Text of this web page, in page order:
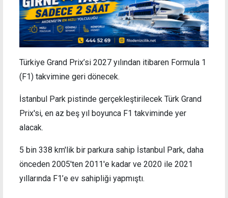
Türkiye Grand Prix’si 2027 yılından itibaren Formula 1
(F1) takvimine geri dönecek.
İstanbul Park pistinde gerçekleştirilecek Türk Grand
Prix'si, en az beş yıl boyunca F1 takviminde yer
alacak.
5 bin 338 km'lik bir parkura sahip İstanbul Park, daha
önceden 2005'ten 2011'e kadar ve 2020 ile 2021
yıllarında F1’e ev sahipliği yapmıştı.